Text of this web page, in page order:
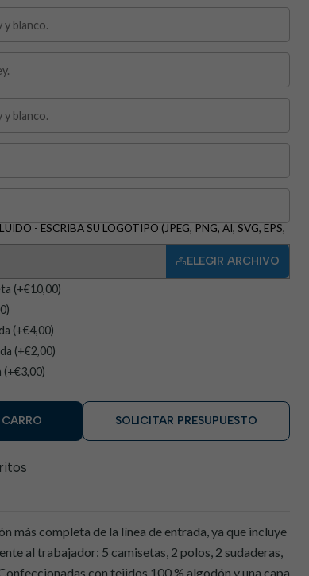
- ESCRIBA SU LOGOTIPO (JPEG, PNG, AI, SVG, EPS,
ELEGIR ARCHIVO
(+€10,00)
(+€4,00)
(+€2,00)
(+€3,00)
SOLICITAR PRESUPUESTO
más completa de la línea de entrada, ya que incluye
al trabajador: 5 camisetas, 2 polos, 2 sudaderas,
con tejidos 100 % algodón y una capa